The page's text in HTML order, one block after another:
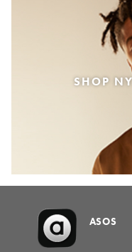
SHOP
ASOS